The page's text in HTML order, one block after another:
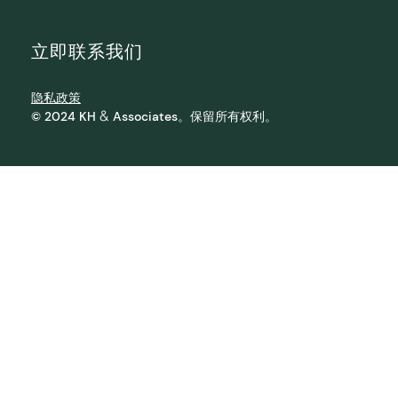
立即联系我们
隐私政策
© 2024 KH & Associates。保留所有权利。